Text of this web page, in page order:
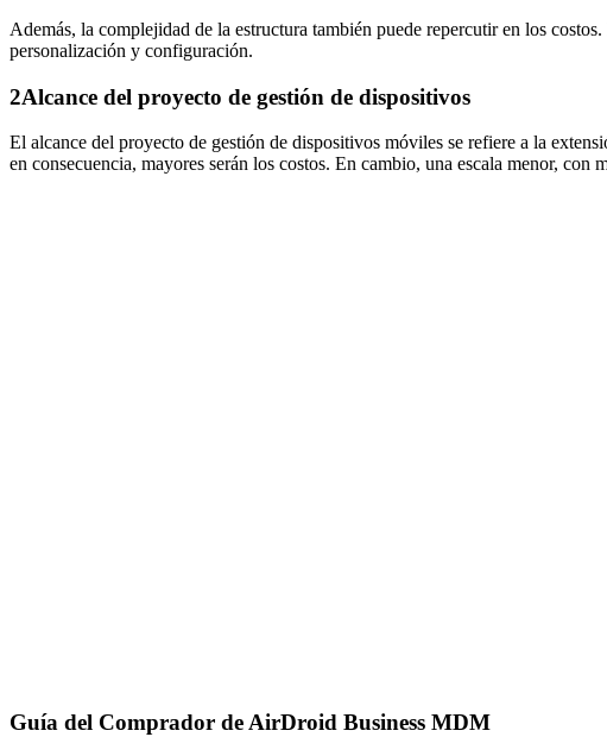
Además, la complejidad de la estructura también puede repercutir en los
personalización y configuración.
2Alcance del proyecto de gestión de dispositivos
El alcance del proyecto de gestión de dispositivos móviles se refiere a la
en consecuencia, mayores serán los costos. En cambio, una escala menor,
Guía del Comprador de AirDroid Business MDM